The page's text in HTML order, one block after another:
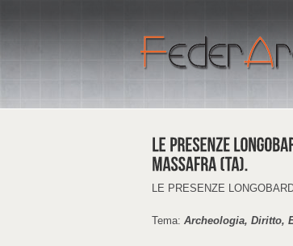
LE PRESENZE
Tema: Archeologia, Diritto,